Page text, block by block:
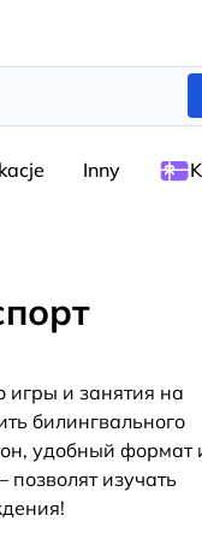
Inny
игры и занятия на
билингвального
удобный формат
изучать